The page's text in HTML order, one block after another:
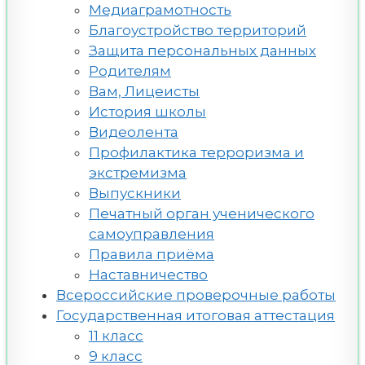
Медиаграмотность
Благоустройство территорий
Защита персональных данных
Родителям
Вам, Лицеисты
История школы
Видеолента
Профилактика терроризма и
экстремизма
Выпускники
Печатный орган ученического
самоуправления
Правила приёма
Наставничество
Всероссийские проверочные работы
Государственная итоговая аттестация
11 класс
9 класс